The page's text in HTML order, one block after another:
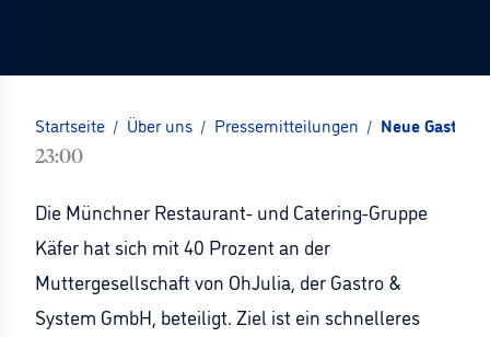
Startseite / Über uns / Pressemitteilungen / Neue
23:00
Die Münchner Restaurant- und Catering-Gruppe
Käfer hat sich mit 40 Prozent an der
Muttergesellschaft von OhJulia, der Gastro &
System GmbH, beteiligt. Ziel ist ein schnelleres